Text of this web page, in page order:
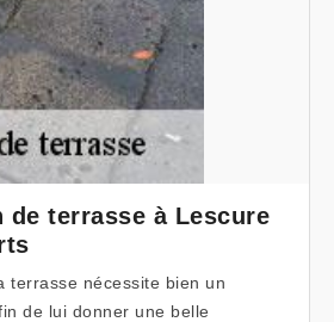
de terrasse à Lescure
terrasse nécessite bien un
de lui donner une belle